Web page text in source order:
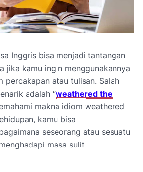
Inggris bisa menjadi tantangan
jika kamu ingin menggunakannya
percakapan atau tulisan. Salah
adalah “weathered the
makna idiom weathered
kamu bisa
seseorang atau sesuatu
masa sulit.